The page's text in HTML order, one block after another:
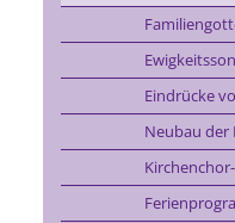
Eindrücke
Neubau der